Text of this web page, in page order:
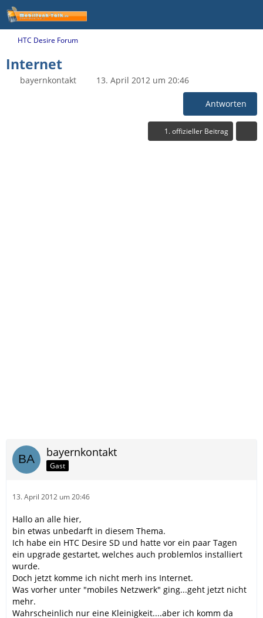
HTC Desire Forum
Internet
bayernkontakt 13. April 2012 um 20:46
Antworten
1. offizieller Beitrag
bayernkontakt
Gast
13. April 2012 um 20:46
Hallo an alle hier,
bin etwas unbedarft in diesem Thema.
Ich habe ein HTC Desire SD und hatte vor ein paar Tagen
ein upgrade gestartet, welches auch problemlos installiert
wurde.
Doch jetzt komme ich nicht merh ins Internet.
Was vorher unter "mobiles Netzwerk" ging...geht jetzt nicht
mehr.
Wahrscheinlich nur eine Kleinigkeit....aber ich komm da